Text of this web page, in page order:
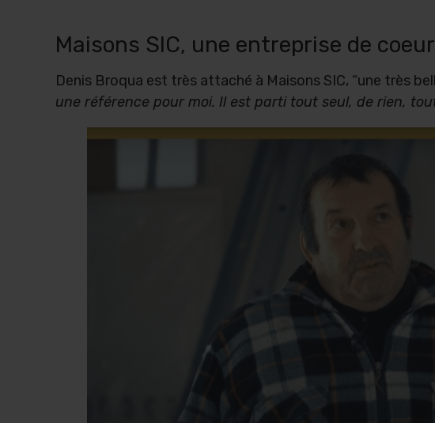
Maisons SIC, une entreprise de coeur
Denis Broqua est très attaché à Maisons SIC, “une très
une référence pour moi. Il est parti tout seul, de rien,